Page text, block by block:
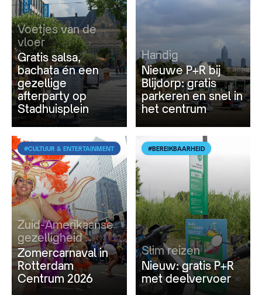
Voetjes van de
vloer
Gratis salsa,
bachata én een
gezellige
afterparty op
Stadhuisplein
Handig
Nieuwe P+R bij
Blijdorp: gratis
parkeren en snel in
het centrum
#CULTUUR & ENTERTAINMENT
Zuid-Amerikaanse
gezelligheid
Zomercarnaval in
Rotterdam
Centrum 2026
#BEREIKBAARHEID
Slim reizen
Nieuw: gratis P+R
met deelvervoer